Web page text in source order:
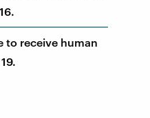
to receive human